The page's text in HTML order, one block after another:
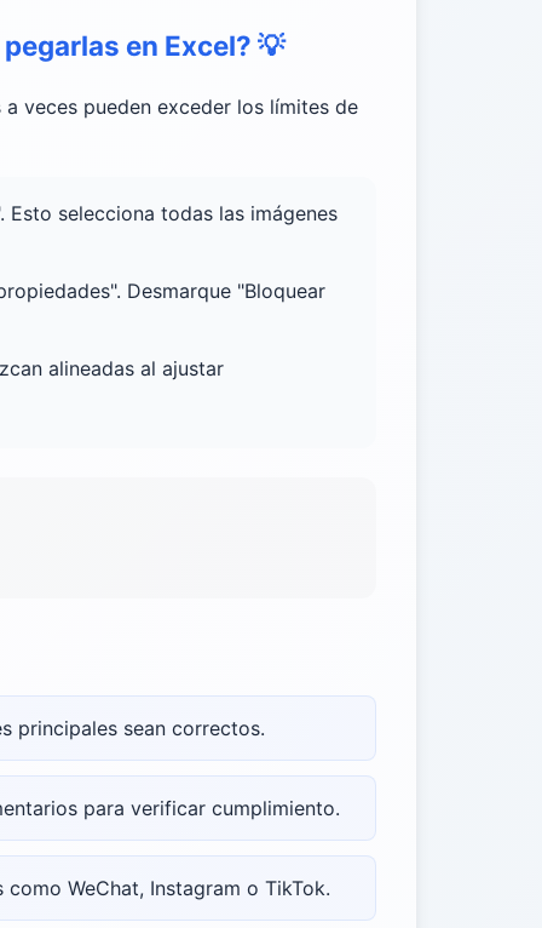
en Excel? 💡
veces pueden exceder los límites de
selecciona todas las imágenes
Desmarque "Bloquear
alineadas al ajustar
principales sean correctos.
para verificar cumplimiento.
WeChat, Instagram o TikTok.